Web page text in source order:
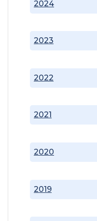
2019
2020
2021
2022
2023
2024